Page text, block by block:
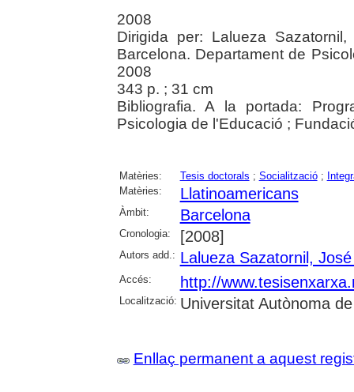
2008
Dirigida per: Lalueza
Barcelona. Departament de
2008
343 p. ; 31 cm
Bibliografia. A la portada:
Psicologia de l'Educació ;
Matèries: Tesis doctorals ; Socialització;
Matèries:
Llatinoamericans
Àmbit: Barcelona
Cronologia: [2008]
Autors add.: Lalueza Sazatornil,
Accés: http://
Localització: Universitat Autònoma
Enllaç permanent a aquest